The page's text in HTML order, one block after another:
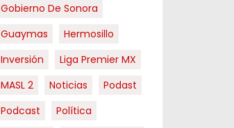
Gobierno De Sonora
Guaymas
Hermosillo
Inversión
Liga Premier MX
MASL 2
Noticias
Podast
Podcast
Política